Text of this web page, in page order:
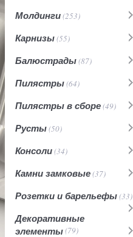
Молдинги(253)
Карнизы(55)
Балюстрады(87)
Пилястры(64)
Пилястры в сборе(49)
Русты(50)
Консоли(34)
Камни замковые(37)
Розетки и барельефы(33)
Декоративные
элементы(79)